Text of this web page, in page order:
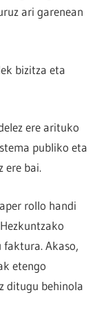
ari garenean
bizitza eta
ere arituko
publiko eta
ere bai.
rollo handi
faktura. Akaso,
etengo
ditugu behinola